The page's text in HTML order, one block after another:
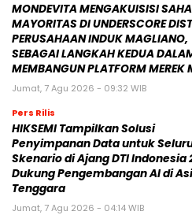
MONDEVITA MENGAKUISISI
MAYORITAS DI UNDERSCORE
PERUSAHAAN INDUK MAGLIANO,
SEBAGAI LANGKAH KEDUA
MEMBANGUN PLATFORM MEREK
Jumat, 7 Agu 2026 - 09:32 WIB
Pers Rilis
HIKSEMI Tampilkan Solusi
Penyimpanan Data untuk
Skenario di Ajang DTI Indonesia
Dukung Pengembangan AI di
Tenggara
Jumat, 7 Agu 2026 - 04:14 WIB